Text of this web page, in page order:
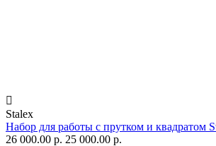

Stalex
Набор для работы с прутком и квадратом
26 000.00 р. 25 000.00 р.